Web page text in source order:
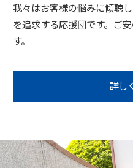
我々はお客様の悩みに傾聴
を追求する応援団です。ご
す。
詳し